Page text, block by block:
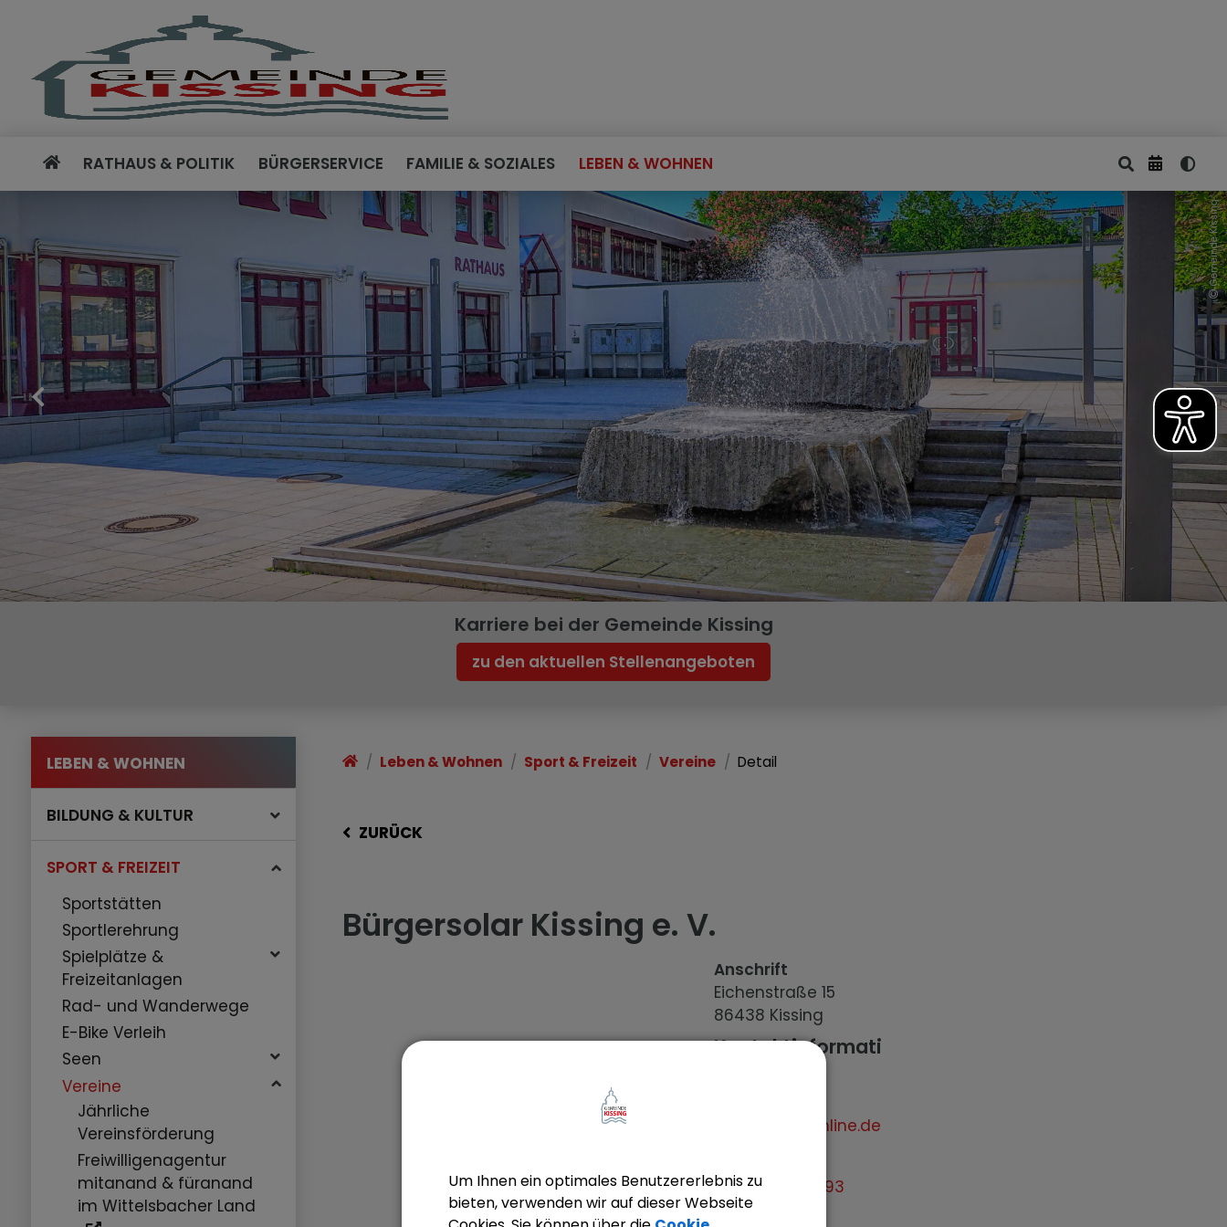
RATHAUS & POLITIK BÜRGERSERVICE FAMILIE & SOZIALES LEBEN & WOHNEN
Gemeinde Kissing
Karriere bei der Gemeinde Kissing
zu den aktuellen Stellenangeboten
LEBEN & WOHNEN
BILDUNG & KULTUR
SPORT & FREIZEIT
Sportstätten
Sportlerehrung
Spielplätze &
Freizeitanlagen
Rad- und Wanderwege
E-Bike Verleih
Seen
Vereine
Jährliche
Vereinsförderung
Freiwilligenagentur
mitanand & füranand
im Wittelsbacher Land
Leben & Wohnen Sport & Freizeit Vereine Detail
ZURÜCK
Bürgersolar Kissing e. V.
Anschrift
Eichenstraße15
86438 Kissing
Kontaktinformati
solargbr@online.de
0 82 33/20693
Um Ihnen ein optimales Benutzererlebnis zu
bieten, verwenden wir auf dieser Webseite